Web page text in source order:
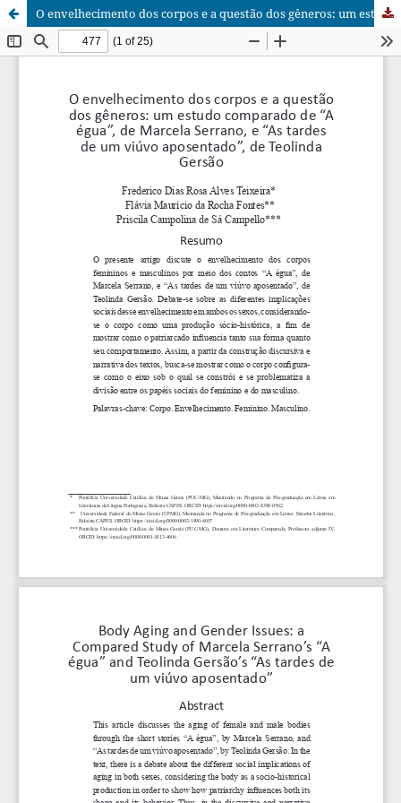
O envelhecimento dos corpos e a questão dos gêneros: um estudo comparado de “A égua”, de Marcela Serrano, e “As tardes de um viúvo aposentado”, de Teolinda Gersão